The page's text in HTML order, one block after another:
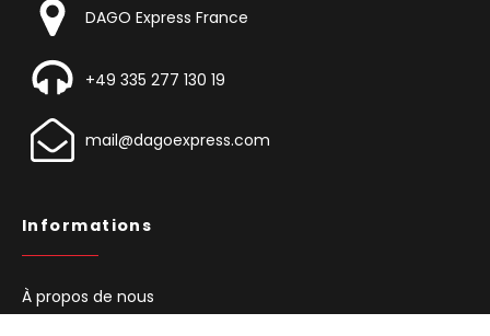
DAGO Express France
+49 335 277 130 19
mail@dagoexpress.com
Informations
À propos de nous